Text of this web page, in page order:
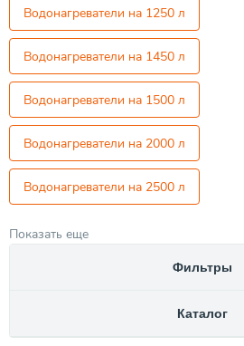
Водонагреватели на 1250 л
Водонагреватели на 1450 л
Водонагреватели на 1500 л
Водонагреватели на 2000 л
Водонагреватели на 2500 л
Показать еще
Фильтры
Каталог